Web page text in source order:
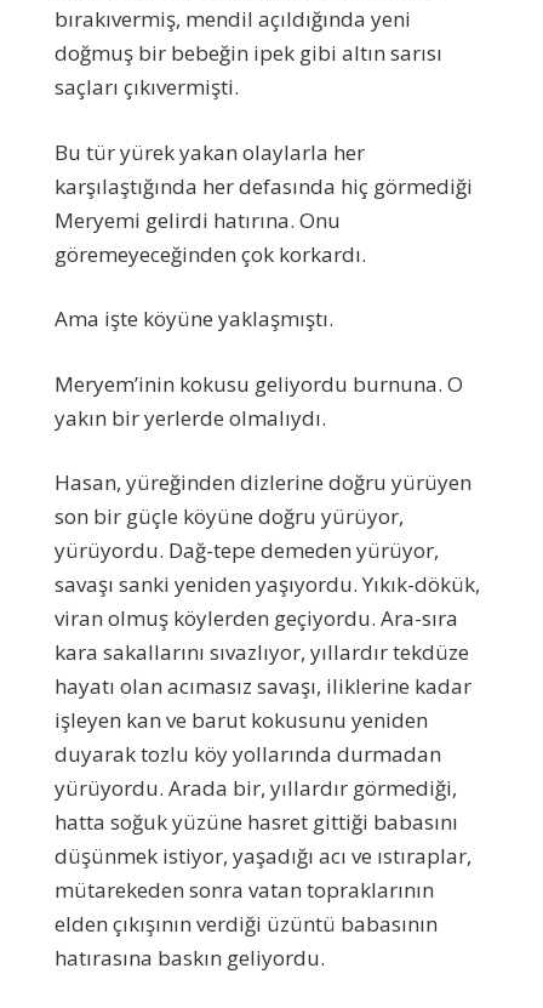
bırakıvermiş, mendil açıldığında yeni
doğmuş bir bebeğin ipek gibi altın sarısı
saçları çıkıvermişti.
Bu tür yürek yakan olaylarla her
karşılaştığında her defasında hiç görmediği
Meryemi gelirdi hatırına. Onu
göremeyeceğinden çok korkardı.
Ama işte köyüne yaklaşmıştı.
Meryem’inin kokusu geliyordu burnuna. O
yakın bir yerlerde olmalıydı.
Hasan, yüreğinden dizlerine doğru yürüyen
son bir güçle köyüne doğru yürüyor,
yürüyordu. Dağ-tepe demeden yürüyor,
savaşı sanki yeniden yaşıyordu. Yıkık-dökük,
viran olmuş köylerden geçiyordu. Ara-sıra
kara sakallarını sıvazlıyor, yıllardır tekdüze
hayatı olan acımasız savaşı, iliklerine kadar
işleyen kan ve barut kokusunu yeniden
duyarak tozlu köy yollarında durmadan
yürüyordu. Arada bir, yıllardır görmediği,
hatta soğuk yüzüne hasret gittiği babasını
düşünmek istiyor, yaşadığı acı ve ıstıraplar,
mütarekeden sonra vatan topraklarının
elden çıkışının verdiği üzüntü babasının
hatırasına baskın geliyordu.